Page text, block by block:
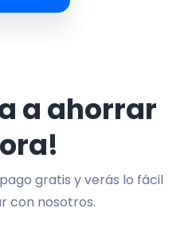
a ahorrar
gratis y verás lo fácil
con nosotros.